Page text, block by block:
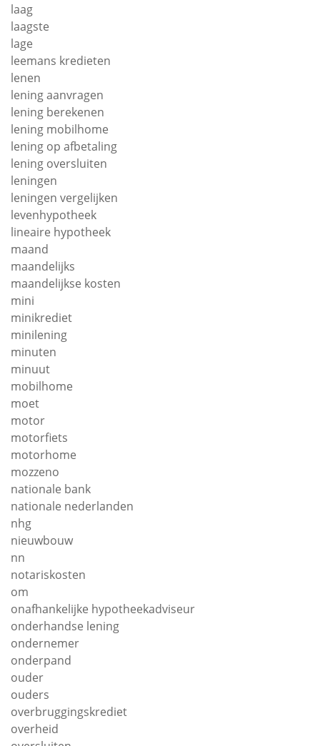
laag
laagste
lage
leemans kredieten
lenen
lening aanvragen
lening berekenen
lening mobilhome
lening op afbetaling
lening oversluiten
leningen
leningen vergelijken
levenhypotheek
lineaire hypotheek
maand
maandelijks
maandelijkse kosten
mini
minikrediet
minilening
minuten
minuut
mobilhome
moet
motor
motorfiets
motorhome
mozzeno
nationale bank
nationale nederlanden
nhg
nieuwbouw
nn
notariskosten
om
onafhankelijke hypotheekadviseur
onderhandse lening
ondernemer
onderpand
ouder
ouders
overbruggingskrediet
overheid